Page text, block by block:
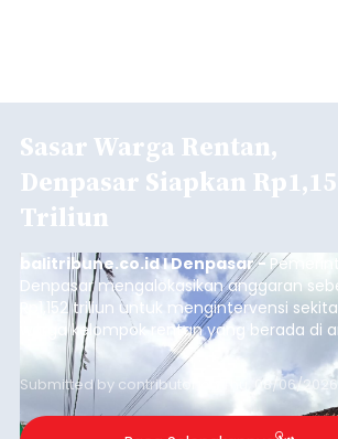
Sasar Warga Rentan,
Denpasar Siapkan
Triliun
balitribune.co.id I Denpasar -
Denpasar mengalokasikan anggaran
Rp1,152 triliun untuk mengintervensi
warga kelompok rentan yang berada di
garis kemiskinan. Langkah strategis ini
guna menjaga masyarakat yang berada
kelompok desil 5 dan 6 tersebut agar tidak
merosot ke kategori miskin.
Submitted by contributor Thu, 08/06/